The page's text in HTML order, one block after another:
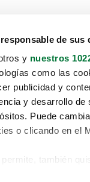
de sus
y nuestros
como las
publicidad y
y desarrollo
Puede
o clicando en el
permite, también